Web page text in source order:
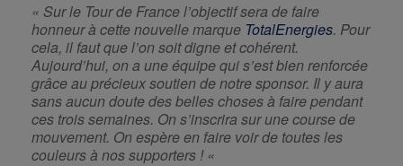
« Sur le Tour de France l’objectif sera de faire
honneur à cette nouvelle marque TotalEnergies. Pour
cela, il faut que l’on soit digne et cohérent.
Aujourd’hui, on a une équipe qui s’est bien renforcée
grâce au précieux soutien de notre sponsor. Il y aura
sans aucun doute des belles choses à faire pendant
ces trois semaines. On s’inscrira sur une course de
mouvement. On espère en faire voir de toutes les
couleurs à nos supporters ! «